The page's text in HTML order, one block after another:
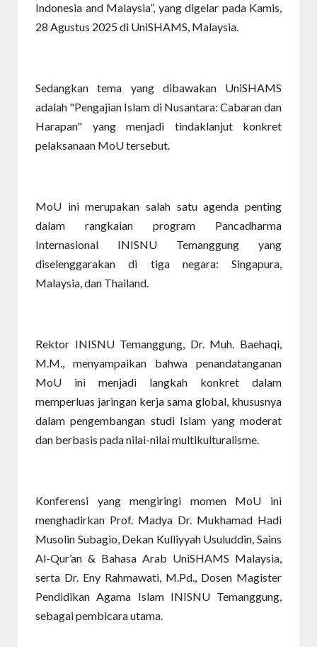
Indonesia and Malaysia”, yang digelar pada Kamis,
28 Agustus 2025 di UniSHAMS, Malaysia.
Sedangkan tema yang dibawakan UniSHAMS
adalah "Pengajian Islam di Nusantara: Cabaran dan
Harapan" yang menjadi tindaklanjut konkret
pelaksanaan MoU tersebut.
MoU ini merupakan salah satu agenda penting
dalam rangkaian program Pancadharma
Internasional INISNU Temanggung yang
diselenggarakan di tiga negara: Singapura,
Malaysia, dan Thailand.
Rektor INISNU Temanggung, Dr. Muh. Baehaqi,
M.M., menyampaikan bahwa penandatanganan
MoU ini menjadi langkah konkret dalam
memperluas jaringan kerja sama global, khususnya
dalam pengembangan studi Islam yang moderat
dan berbasis pada nilai-nilai multikulturalisme.
Konferensi yang mengiringi momen MoU ini
menghadirkan Prof. Madya Dr. Mukhamad Hadi
Musolin Subagio, Dekan Kulliyyah Usuluddin, Sains
Al-Qur’an & Bahasa Arab UniSHAMS Malaysia,
serta Dr. Eny Rahmawati, M.Pd., Dosen Magister
Pendidikan Agama Islam INISNU Temanggung,
sebagai pembicara utama.